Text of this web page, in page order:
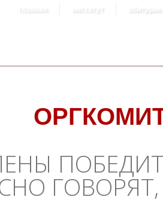
главная институт